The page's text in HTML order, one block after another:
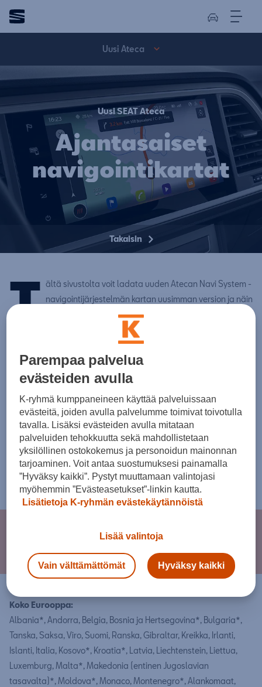
Uusi Ateca
Uusi SEAT Ateca
Ajantasaiset
navigointikartat
Takaisin
T ältä sivustolta voit ladata uuden Atecan Navi System -
navigointijärjestelmän kartan uusimman version ja näin
varmistaa, että navigointijärjestelmäsi pysyy ajan
Nykyinen karttatietokanta: heinäkuu 2023 – versio
Versiokoodi on määritelty muodossa "YY.MM". Päivitys
suoritetaan, jos autossasi on vanhempi versiokoodi. Voit
tarkistaa koodisi kohdasta "Valikko - Asetukset – Auton tiedot".
Seuraava päivitys tulossa lokakuussa 2023.
Voit ladata kaikki tiedot kerralla.
Päivitysohjeet löytyvättäältä.
oleva MapCare-palvelu. Mikäli MapCare-palvelua ei ole,
käänny karttapäivitysasioissa SEAT-jälleenmyyjän puoleen.
Koko Eurooppa:
Albania*, Andorra, Belgia, Bosnia ja Hertsegovina*, Bulgaria*,
Tanska, Saksa, Viro, Suomi, Ranska, Gibraltar, Kreikka, Irlanti,
Islanti, Italia, Kosovo*, Kroatia*, Latvia, Liechtenstein, Liettua,
Luxemburg, Malta*, Makedonia (entinen Jugoslavian
tasavalta)*, Moldova*, Monaco, Montenegro*, Alankomaat,
Parempaa palvelua
evästeiden avulla
K-ryhmä kumppaneineen käyttää palveluissaan
evästeitä, joiden avulla palvelumme toimivat toivotulla
tavalla. Lisäksi evästeiden avulla mitataan
palveluiden tehokkuutta sekä mahdollistetaan
yksilöllinen ostokokemus ja personoidun mainonnan
tarjoaminen. Voit antaa suostumuksesi painamalla
”Hyväksy kaikki”. Pystyt muuttamaan valintojasi
myöhemmin ”Evästeasetukset”-linkin kautta.
Lisätietoja K-ryhmän evästekäytännöistä
Lisää valintoja
Vain välttämättömät Hyväksy kaikki